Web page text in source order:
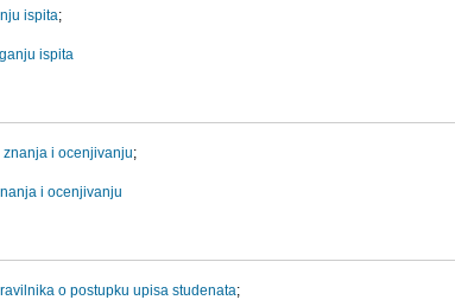
ispita;
ispita
i ocenjivanju;
i ocenjivanju
o postupku upisa studenata;